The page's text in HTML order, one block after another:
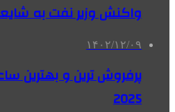
واکنش وزیر نفت به
۱۴۰۲/۱۲/۰۹
پرفروش ترین و بهترین
2025